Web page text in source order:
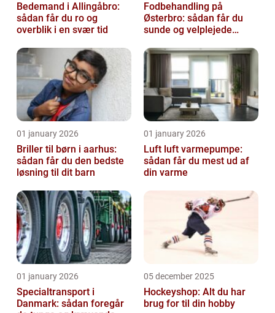
Bedemand i Allingåbro:
sådan får du ro og
overblik i en svær tid
Fodbehandling på
Østerbro: sådan får du
sunde og velplejede
01 january 2026
Briller til børn i aarhus:
sådan får du den bedste
løsning til dit barn
01 january 2026
Luft luft varmepumpe:
sådan får du mest ud af
din varme
01 january 2026
Specialtransport i
Danmark: sådan foregår
05 december 2025
Hockeyshop: Alt du har
brug for til din hobby